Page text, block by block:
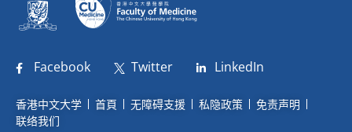
Facebook Twitter LinkedIn
香港中文大学 首頁 无障碍支援 私隐政策
免责声明
联络我们